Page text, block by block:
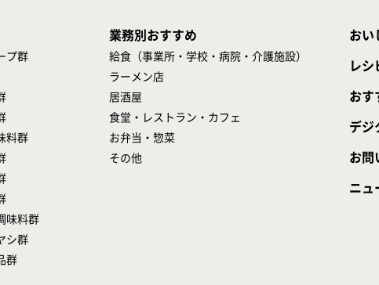
プ群
料群
味料群
シ群
群
業務別おすすめ
給食（事業所・学校・病院・介護施設）
ラーメン店
居酒屋
食堂・レストラン・カフェ
お弁当・惣菜
その他
おい
レシ
おす
デジ
お問
ニュ